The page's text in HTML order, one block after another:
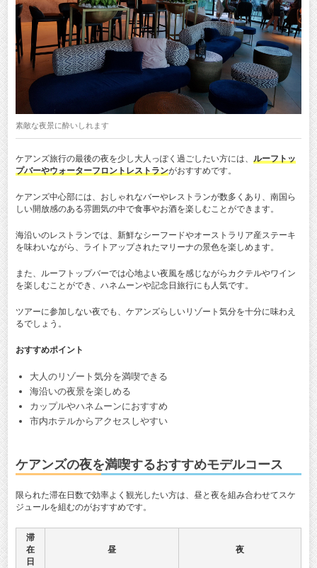
素敵な夜景に酔いしれます
ケアンズ旅行の最後の夜を少し大人っぽく過ごしたい方には、 ルーフトッ
プバーやウォーターフロントレストランがおすすめです。
ケアンズ中心部には、おしゃれなバーやレストランが数多くあり、南国ら
しい開放感のある雰囲気の中で食事やお酒を楽しむことができます。
海沿いのレストランでは、新鮮なシーフードやオーストラリア産ステーキ
を味わいながら、ライトアップされたマリーナの景色を楽しめます。
また、ルーフトップバーでは心地よい夜風を感じながらカクテルやワイン
を楽しむことができ、ハネムーンや記念日旅行にも人気です。
ツアーに参加しない夜でも、ケアンズらしいリゾート気分を十分に味わえ
るでしょう。
おすすめポイント
大人のリゾート気分を満喫できる
海沿いの夜景を楽しめる
カップルやハネムーンにおすすめ
市内ホテルからアクセスしやすい
ケアンズの夜を満喫するおすすめモデルコース
限られた滞在日数で効率よく観光したい方は、昼と夜を組み合わせてスケ
ジュールを組むのがおすすめです。
滞
在
日
昼 夜